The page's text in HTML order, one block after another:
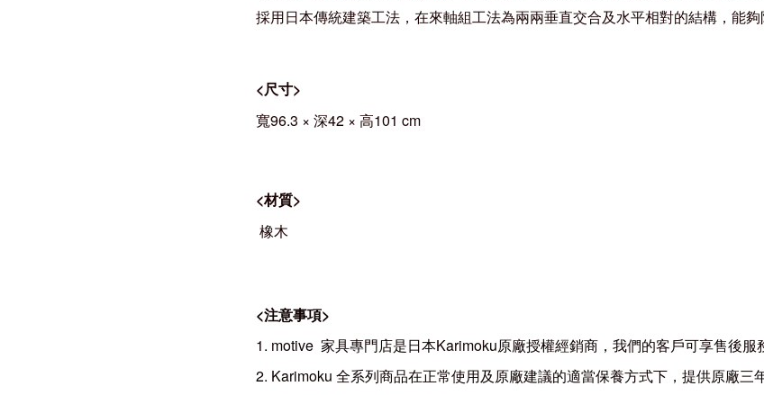
採用日本傳統建築工法，在來軸組工法為兩兩垂直交合及水平相對的結構，能
<尺寸>
寬96.3 × 深42 × 高101 cm
<材質>
橡木
<注意事項>
1. motive 家具專門店是日本Karimoku原廠授權經銷商，我們的客戶可享售後服
2. Karimoku 全系列商品在正常使用及原廠建議的適當保養方式下，提供原廠三